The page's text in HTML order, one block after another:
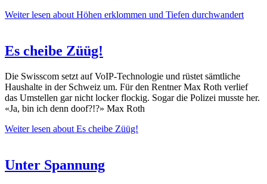
Weiter lesen about Höhen erklommen und Tiefen durchwandert
Es cheibe Züüg!
Die Swisscom setzt auf VoIP-Technologie und rüstet sämtliche
Haushalte in der Schweiz um. Für den Rentner Max Roth verlief
das Umstellen gar nicht locker flockig. Sogar die Polizei musste her.
«Ja, bin ich denn doof?!?» Max Roth
Weiter lesen about Es cheibe Züüg!
Unter Spannung